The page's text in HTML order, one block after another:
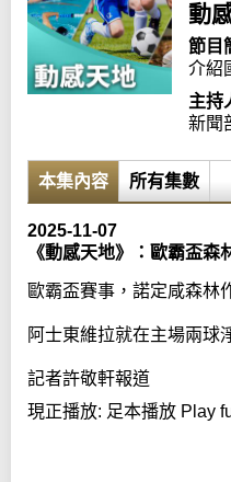
動
節目
介紹
主持
新聞
本集內容 所有集數
2025-11-07
《動感天地》：歐霸盃
歐霸盃賽事，諾定咸森林
阿士東維拉就在主場兩球
記者許敬軒報道
現正播放: 足本播放 Play